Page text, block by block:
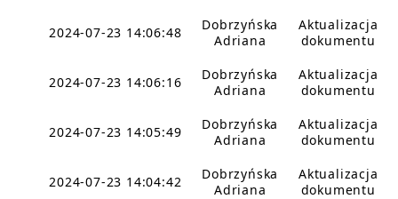
2024-07-23 14:06:48
Dobrzyńska
Adriana
Aktualizacja
dokumentu
2024-07-23 14:06:16
Dobrzyńska
Adriana
Aktualizacja
dokumentu
2024-07-23 14:05:49
Dobrzyńska
Adriana
Aktualizacja
dokumentu
2024-07-23 14:04:42
Dobrzyńska
Adriana
Aktualizacja
dokumentu